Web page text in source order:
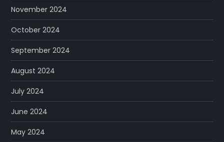
November 2024
October 2024
September 2024
August 2024
July 2024
June 2024
May 2024